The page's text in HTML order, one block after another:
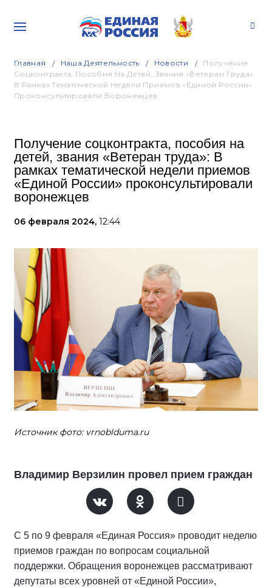
Главная Наша Деятельность Новости
Получение
Соцконтракта, Пособия На Детей, Звания «Ветеран Труда»:
В Рамках Тематической Недели Приемов «Единой России»
Проконсультировали Воронежцев
Получение соцконтракта, пособия на
детей, звания «Ветеран труда»: В
рамках тематической недели приемов
«Единой России» проконсультировали
воронежцев
06 февраля 2024, 12:44
Источник фото: vrnoblduma.ru
Владимир Верзилин провел прием граждан
С 5 по 9 февраля «Единая Россия» проводит неделю
приемов граждан по вопросам социальной
поддержки. Обращения воронежцев рассматривают
депутаты всех уровней от «Единой России»,